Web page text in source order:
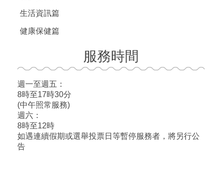
生活資訊篇
健康保健篇
服務時間
週一至週五：
8時至17時30分
(中午照常服務)
週六：
8時至12時
如遇連續假期或選舉投票日等暫停服務者，將另行公
告